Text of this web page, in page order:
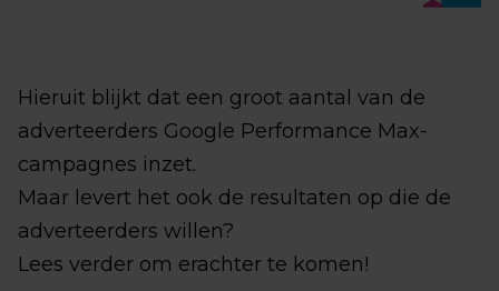
Hieruit blijkt dat een groot aantal van de
adverteerders Google Performance Max-
campagnes inzet.
Maar levert het ook de resultaten op die de
adverteerders willen?
Lees verder om erachter te komen!